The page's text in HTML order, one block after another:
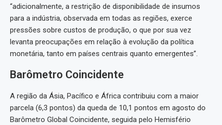
“adicionalmente, a restrição de disponibilidade de insumos
para a indústria, observada em todas as regiões, exerce
pressões sobre custos de produção, o que por sua vez
levanta preocupações em relação à evolução da política
monetária, tanto em países centrais quanto emergentes”.
Barômetro Coincidente
A região da Ásia, Pacífico e África contribuiu com a maior
parcela (6,3 pontos) da queda de 10,1 pontos em agosto do
Barômetro Global Coincidente, seguida pelo Hemisfério